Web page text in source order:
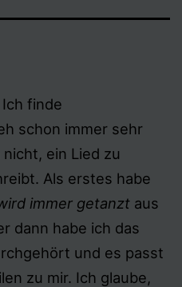
finde
schon immer sehr
ein Lied zu
Als erstes habe
immer getanzt aus
dann habe ich das
und es passt
zu mir. Ich glaube,